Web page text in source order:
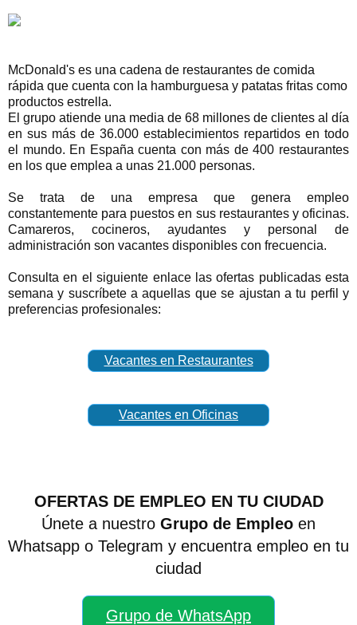
McDonald's es una cadena de restaurantes de comida
rápida que cuenta con la hamburguesa y patatas fritas como
productos estrella.
El grupo atiende una media de 68 millones de clientes al día
en sus más de 36.000 establecimientos repartidos en todo
el mundo. En España cuenta con más de 400 restaurantes
en los que emplea a unas 21.000 personas.
Se trata de una empresa que genera empleo
constantemente para puestos en sus restaurantes y oficinas.
Camareros, cocineros, ayudantes y personal de
administración son vacantes disponibles con frecuencia.
Consulta en el siguiente enlace las ofertas publicadas esta
semana y suscríbete a aquellas que se ajustan a tu perfil y
preferencias profesionales:
Vacantes en Restaurantes
Vacantes en Oficinas
OFERTAS DE EMPLEO EN TU CIUDAD
Únete a nuestro Grupo de Empleo en
Whatsapp o Telegram y encuentra empleo en tu
ciudad
Grupo de WhatsApp